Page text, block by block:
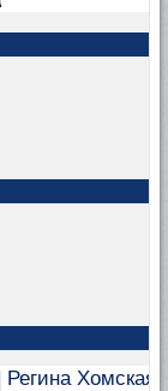
Регина Хомская